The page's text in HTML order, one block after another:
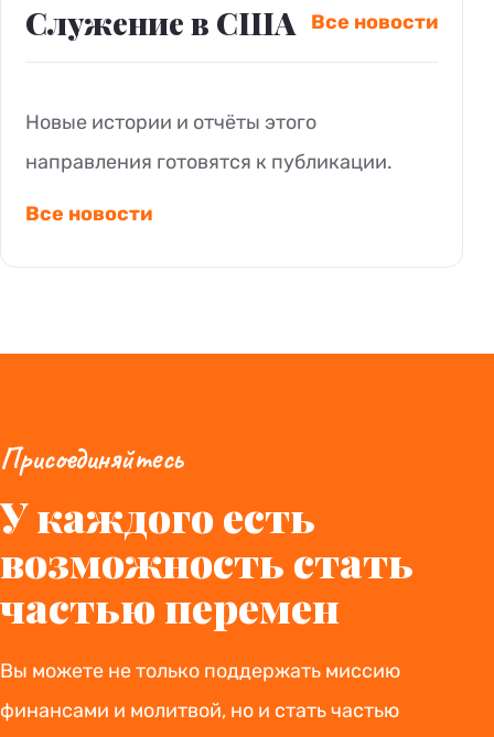
Служение в США Все новости
Новые истории и отчёты этого
направления готовятся к публикации.
Все новости
Присоединяйтесь
У каждого есть
возможность стать
частью перемен
Вы можете не только поддержать миссию
финансами и молитвой, но и стать частью